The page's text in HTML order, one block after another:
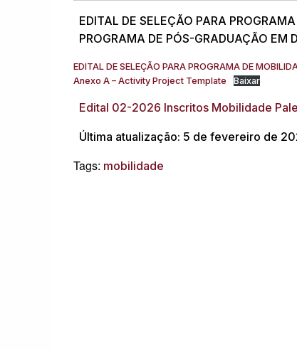
EDITAL DE SELEÇÃO PARA
PROGRAMA DE PÓS-GRADUAÇÃO EM
EDITAL DE SELEÇÃO PARA PROGRAMA DE
Anexo A – Activity Project Template
Baixar
Edital 02-2026 Inscritos Mobilidade
Última atualização: 5 de fevereiro de
Tags: mobilidade